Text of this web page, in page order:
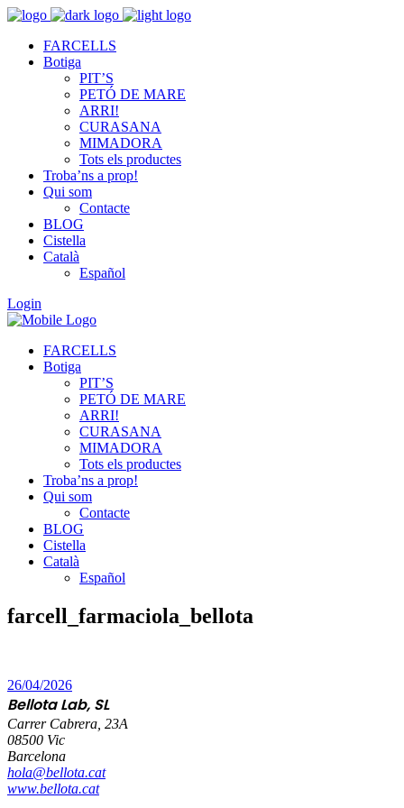
FARCELLS
Botiga
PIT’S
PETÓ DE MARE
ARRI!
CURASANA
MIMADORA
Tots els productes
Troba’ns a prop!
Qui som
Contacte
BLOG
Cistella
Català
Español
Login
FARCELLS
Botiga
PIT’S
PETÓ DE MARE
ARRI!
CURASANA
MIMADORA
Tots els productes
Troba’ns a prop!
Qui som
Contacte
BLOG
Cistella
Català
Español
farcell_farmaciola_bellota
26/04/2026
Bellota Lab, SL
Carrer Cabrera, 23A
08500 Vic
Barcelona
hola@bellota.cat
www.bellota.cat